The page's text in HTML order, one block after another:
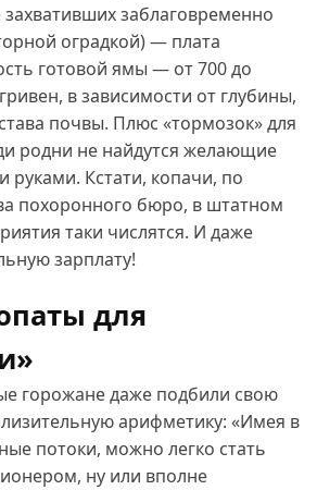
заблаговременно
оградкой) — плата
готовой ямы — от 700 до
в зависимости от глубины,
почвы. Плюс «тормозок» для
родни не найдутся желающие
руками. Кстати, копачи, по
похоронного бюро, в штатном
таки числятся. И даже
зарплату!
для
горожане даже подбили свою
арифметику: «Имея в
потоки, можно легко стать
ну или вполне